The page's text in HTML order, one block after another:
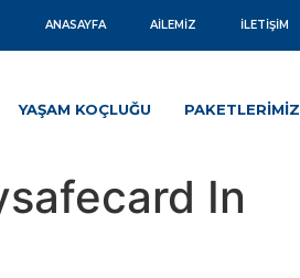
ANASAYFA AILEMIZ İLETIŞIM
YAŞAM KOÇLUĞU PAKETLERIMIZ
In